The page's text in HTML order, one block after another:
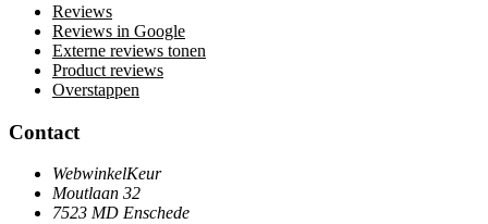
Reviews
Reviews in Google
Externe reviews tonen
Product reviews
Overstappen
Contact
WebwinkelKeur
Moutlaan 32
7523 MD Enschede